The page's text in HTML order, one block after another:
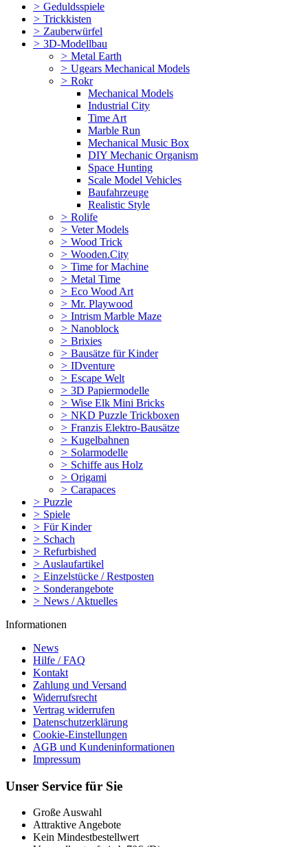
> Geduldsspiele
> Trickkisten
> Zauberwürfel
> 3D-Modellbau
> Metal Earth
> Ugears Mechanical Models
> Rokr
Mechanical Models
Industrial City
Time Art
Marble Run
Mechanical Music Box
DIY Mechanic Organism
Space Hunting
Scale Model Vehicles
Baufahrzeuge
Realistic Style
> Rolife
> Veter Models
> Wood Trick
> Wooden.City
> Time for Machine
> Metal Time
> Eco Wood Art
> Mr. Playwood
> Intrism Marble Maze
> Nanoblock
> Brixies
> Bausätze für Kinder
> IDventure
> Escape Welt
> 3D Papiermodelle
> Wise Elk Mini Bricks
> NKD Puzzle Trickboxen
> Franzis Elektro-Bausätze
> Kugelbahnen
> Solarmodelle
> Schiffe aus Holz
> Origami
> Carapaces
> Puzzle
> Spiele
> Für Kinder
> Schach
> Refurbished
> Auslaufartikel
> Einzelstücke / Restposten
> Sonderangebote
> News / Aktuelles
Informationen
News
Hilfe / FAQ
Kontakt
Zahlung und Versand
Widerrufsrecht
Vertrag widerrufen
Datenschutzerklärung
Cookie-Einstellungen
AGB und Kundeninformationen
Impressum
Unser Service für Sie
Große Auswahl
Attraktive Angebote
Kein Mindestbestellwert